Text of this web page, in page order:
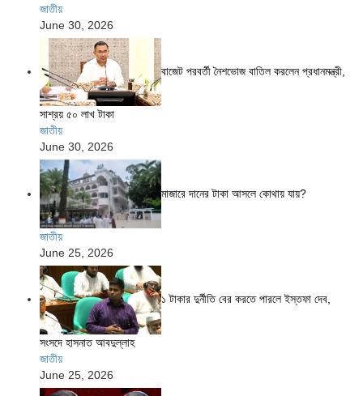
জাতীয়
June 30, 2026
বাজেট পরবর্তী নৈশভোজ বাতিল করলেন প্রধানমন্ত্রী,
সাশ্রয় ৫০ লাখ টাকা
জাতীয়
June 30, 2026
মাজারে দানের টাকা আসলে কোথায় যায়?
জাতীয়
June 25, 2026
১ টাকার দুর্নীতি বের করতে পারলে ইস্তফা দেব,
সংসদে হাসনাত আবদুল্লাহ
জাতীয়
June 25, 2026